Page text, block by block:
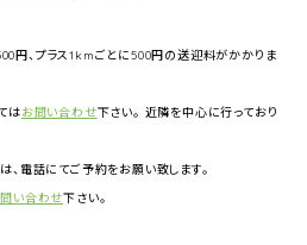
円、プラス1kmごとに500円の送迎料がかかりま
はお問い合わせ下さい。 近隣を中心に行っており
電話にてご予約をお願い致します。
い合わせ下さい。